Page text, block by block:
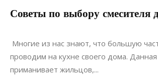
Советы по выбору смесителя
12.06.2020
Многие из нас знают, что большую
проводим на кухне своего дома. Данная
приманивает жильцов,...